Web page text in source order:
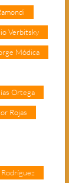
Verbitsky
Módica
Ortega
Rojas
Rodríguez